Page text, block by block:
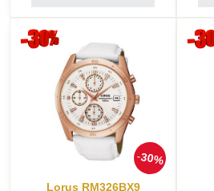
30%
Lorus RM326BX9